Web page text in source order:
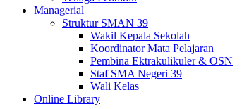
Managerial
Struktur SMAN 39
Wakil Kepala Sekolah
Koordinator Mata Pelajaran
Pembina Ektrakulikuler & OSN
Staf SMA Negeri 39
Wali Kelas
Online Library